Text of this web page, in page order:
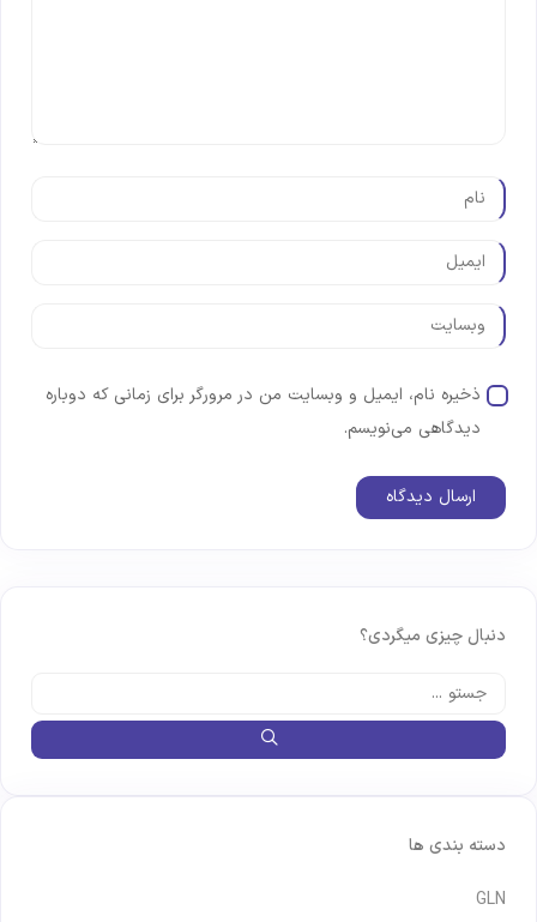
ذخیره نام، ایمیل و وبسایت من در مرورگر برای زمانی که دوباره
دیدگاهی می‌نویسم.
دنبال چیزی میگردی؟
دسته بندی ها
GLN